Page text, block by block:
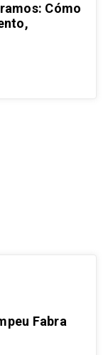
Cómo
Fabra